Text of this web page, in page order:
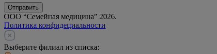
Отправить
ООО “Семейная медицина” 2026.
Политика конфидециальности
Выберите филиал из списка: